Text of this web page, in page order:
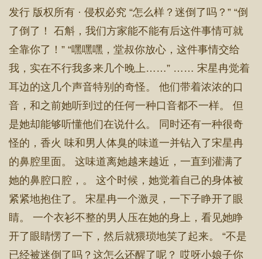
发行 版权所有 · 侵权必究 “怎么样？迷倒了吗？” “倒
了倒了！ 石斛，我们方家能不能有后这件事情可就
全靠你了！” “嘿嘿嘿，堂叔你放心，这件事情交给
我，实在不行我多来几个晚上……” …… 宋星冉觉着
耳边的这几个声音特别的奇怪。 他们带着浓浓的口
音，和之前她听到过的任何一种口音都不一样。 但
是她却能够听懂他们在说什么。 同时还有一种很奇
怪的，香火 味和男人体臭的味道一并钻入了宋星冉
的鼻腔里面。 这味道离她越来越近，一直到灌满了
她的鼻腔口腔，。 这个时候，她觉着自己的身体被
紧紧地抱住了。 宋星冉一个激灵，一下子睁开了眼
睛。 一个衣衫不整的男人压在她的身上，看见她睁
开了眼睛愣了一下，然后就猥琐地笑了起来。 “不是
已经被迷倒了吗？这怎么还醒了呢？ 哎呀小娘子你